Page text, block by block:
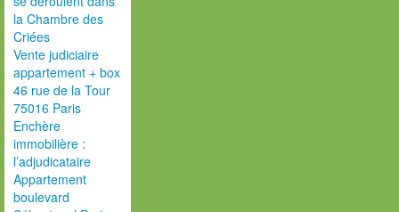
la Chambre des
Criées
Vente judiciaire
appartement + box
46 rue de la Tour
75016 Paris
Enchère
immobilière :
l’adjudicataire
Appartement
boulevard